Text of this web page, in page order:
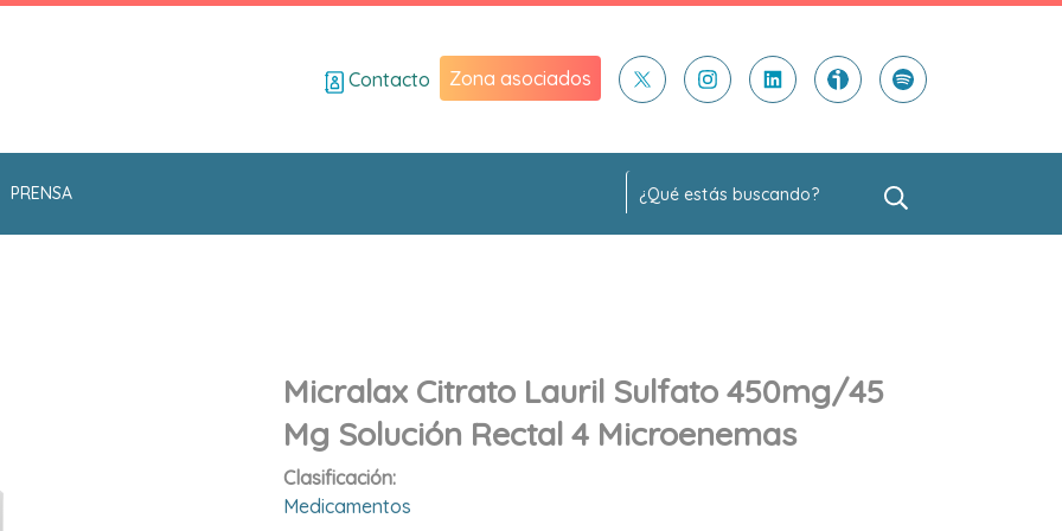
Contacto Zona asociados
PRENSA
Micralax Citrato Lauril Sulfato 450mg/45
Mg Solución Rectal 4 Microenemas
Clasificación:
Medicamentos